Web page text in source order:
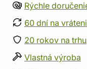
Rýchle
60 dní na
20 rokov na trhu
Vlastná výroba